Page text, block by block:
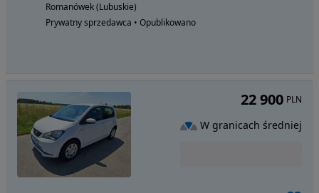
Romanówek (Lubuskie)
Prywatny sprzedawca • Opublikowano
22 900 PLN
W granicach średniej